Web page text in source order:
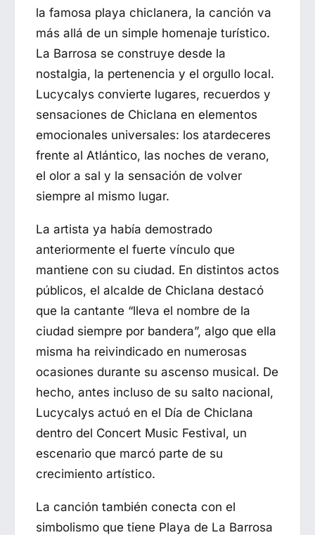
la famosa playa chiclanera, la canción va
más allá de un simple homenaje turístico.
La Barrosa se construye desde la
nostalgia, la pertenencia y el orgullo local.
Lucycalys convierte lugares, recuerdos y
sensaciones de Chiclana en elementos
emocionales universales: los atardeceres
frente al Atlántico, las noches de verano,
el olor a sal y la sensación de volver
siempre al mismo lugar.
La artista ya había demostrado
anteriormente el fuerte vínculo que
mantiene con su ciudad. En distintos actos
públicos, el alcalde de Chiclana destacó
que la cantante “lleva el nombre de la
ciudad siempre por bandera”, algo que ella
misma ha reivindicado en numerosas
ocasiones durante su ascenso musical. De
hecho, antes incluso de su salto nacional,
Lucycalys actuó en el Día de Chiclana
dentro del Concert Music Festival, un
escenario que marcó parte de su
crecimiento artístico.
La canción también conecta con el
simbolismo que tiene Playa de La Barrosa